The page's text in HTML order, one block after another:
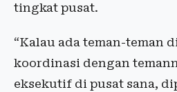
tingkat pusat.
“Kalau ada teman-teman
koordinasi dengan
eksekutif di pusat sana,